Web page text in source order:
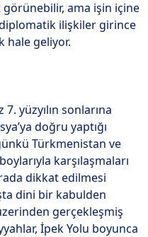
ama işin içine
ilişkiler girince
hale geliyor.
yüzyılın sonlarına
doğru yaptığı
Türkmenistan ve
karşılaşmaları
dikkat edilmesi
dini bir kabulden
gerçekleşmiş
İpek Yolu boyunca